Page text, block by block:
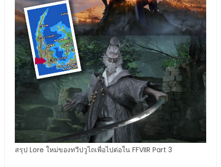
สรุป Lore ใหม่ของทวีปวูไถเพื่อไปต่อใน FFVIIR Part 3